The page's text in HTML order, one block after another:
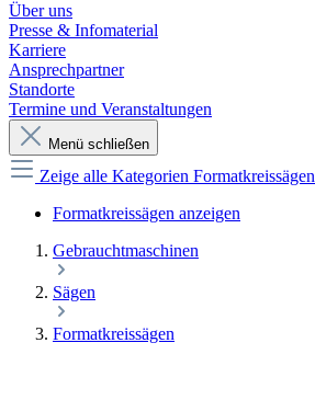
Über uns
Presse & Infomaterial
Karriere
Ansprechpartner
Standorte
Termine und Veranstaltungen
Menü schließen
Zeige alle Kategorien Formatkreissägen
Formatkreissägen anzeigen
Gebrauchtmaschinen
Sägen
Formatkreissägen